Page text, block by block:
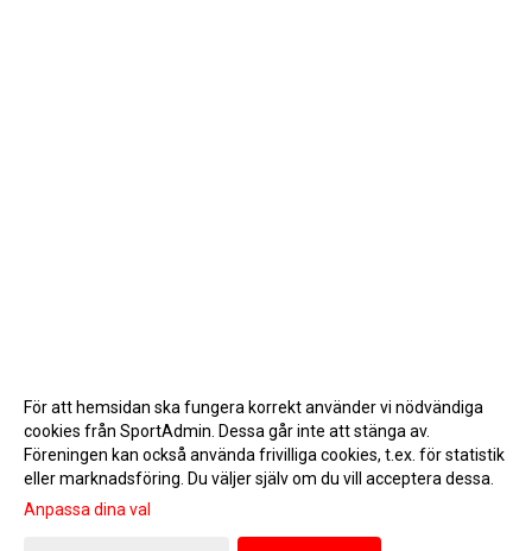
Gå till Webbversion
För att hemsidan ska fungera korrekt använder vi nödvändiga
cookies från SportAdmin. Dessa går inte att stänga av.
Föreningen kan också använda frivilliga cookies, t.ex. för statistik
eller marknadsföring. Du väljer själv om du vill acceptera dessa.
Anpassa dina val